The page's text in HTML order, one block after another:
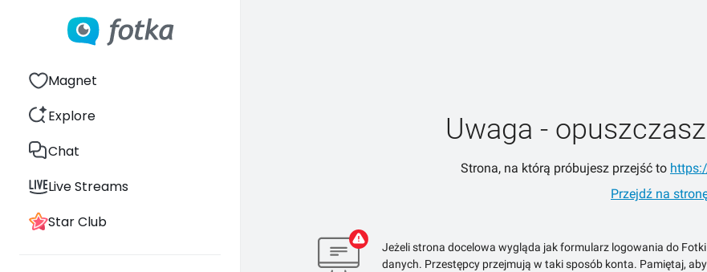
Magnet
Explore
Chat
Live Streams
Star Club
Uwaga -
Strona, na którą próbujesz przejść to
Przejdź na
Jeżeli strona docelowa wygląda jak formularz logowania do
danych. Przestępcy przejmują w taki sposób konta. Pamiętaj,